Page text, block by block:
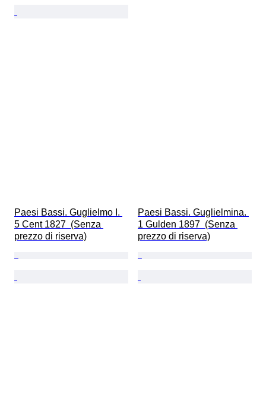
Paesi Bassi. Guglielmo I.
5 Cent 1827  (Senza
prezzo di riserva)
Paesi Bassi. Guglielmina.
1 Gulden 1897  (Senza
prezzo di riserva)